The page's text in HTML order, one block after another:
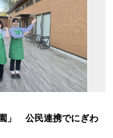
」 公民連携でにぎわ